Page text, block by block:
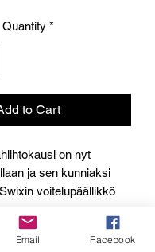
Quantity *
to Cart
on nyt
ja sen kunniaksi
voitelupäällikkö
pakkaskeliin
319 € (ovh. 525
Email Facebook